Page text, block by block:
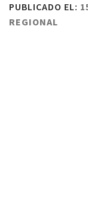
PUBLICADO EL:
REGIONAL